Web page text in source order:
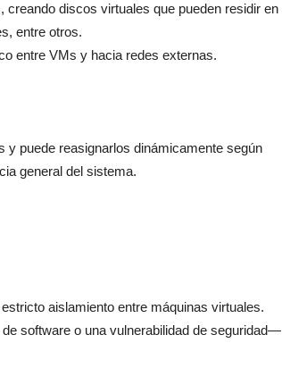
discos virtuales que pueden residir en
entre otros.
entre VMs y hacia redes externas.
y puede reasignarlos dinámicamente según
general del sistema.
aislamiento entre máquinas virtuales.
software o una vulnerabilidad de seguridad—